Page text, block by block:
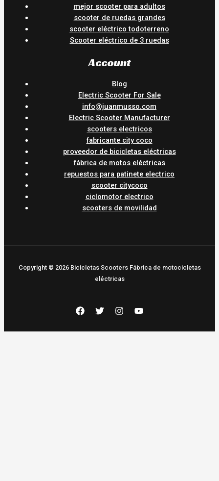
mejor scooter para adultos
scooter de ruedas grandes
scooter eléctrico todoterreno
Scooter eléctrico de 3 ruedas
Account
Blog
Electric Scooter For Sale
info@juanmusso.com
Electric Scooter Manufacturer
scooters electricos
fabricante city coco
proveedor de bicicletas eléctricas
fábrica de motos eléctricas
repuestos para patinete electrico
scooter citycoco
ciclomotor electrico
scooters de movilidad
Copyright © 2026 Bicicletas Scooters Fábrica de motocicletas
eléctricas